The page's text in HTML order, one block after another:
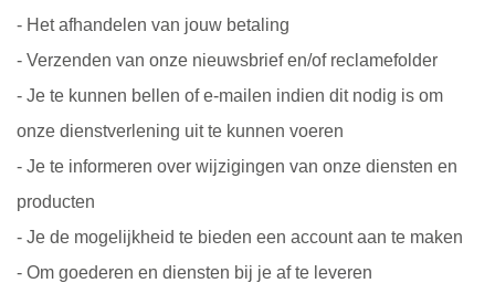
- Het afhandelen van jouw betaling
- Verzenden van onze nieuwsbrief en/of reclamefolder
- Je te kunnen bellen of e-mailen indien dit nodig is om
onze dienstverlening uit te kunnen voeren
- Je te informeren over wijzigingen van onze diensten en
producten
- Je de mogelijkheid te bieden een account aan te maken
- Om goederen en diensten bij je af te leveren